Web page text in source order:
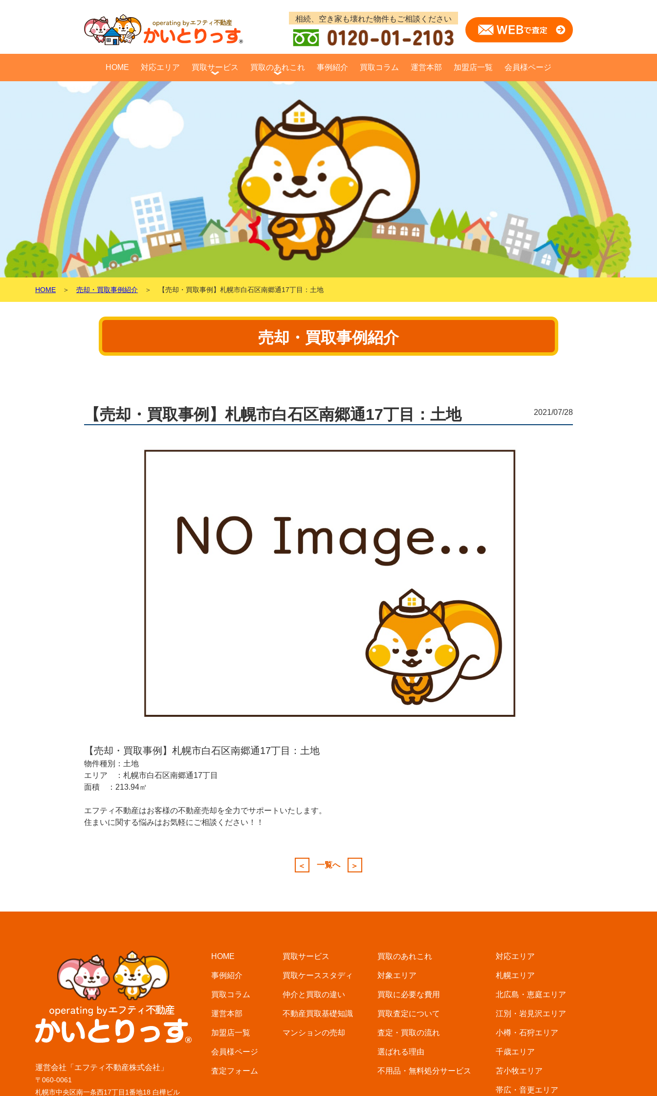
HOME 対応エリア 買取サービス 買取のあれこれ 事例紹介 買取コラム 運営本部 加盟店一覧 会員様ページ
HOME ＞ 売却・買取事例紹介 ＞ 【売却・買取事例】札幌市白石区南郷通17丁目：土地
売却・買取事例紹介
【売却・買取事例】札幌市白石区南郷通17丁目：土地 2021/07/28
【売却・買取事例】札幌市白石区南郷通17丁目：土地
物件種別：土地
エリア ：札幌市白石区南郷通17丁目
面積 ：213.94㎡
エフティ不動産はお客様の不動産売却を全力でサポートいたします。
住まいに関する悩みはお気軽にご相談ください！！
＜ 一覧へ ＞
運営会社「エフティ不動産株式会社」
〒060-0061
札幌市中央区南一条西17丁目1番地18 白樺ビル
HOME
事例紹介
買取コラム
運営本部
加盟店一覧
会員様ページ
査定フォーム
買取サービス
買取ケーススタディ
仲介と買取の違い
不動産買取基礎知識
マンションの売却
買取のあれこれ
対象エリア
買取に必要な費用
買取査定について
査定・買取の流れ
選ばれる理由
不用品・無料処分サービス
対応エリア
札幌エリア
北広島・恵庭エリア
江別・岩見沢エリア
小樽・石狩エリア
千歳エリア
苫小牧エリア
帯広・音更エリア